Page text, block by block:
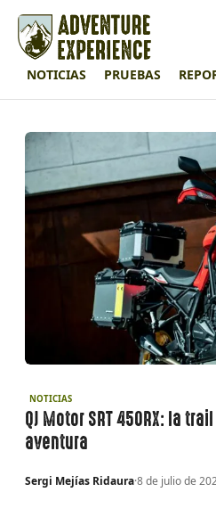
NOTICIAS PRUEBAS
NOTICIAS
QJ Motor SRT 450RX: la
aventura
Sergi Mejías Ridaura·8 de julio de